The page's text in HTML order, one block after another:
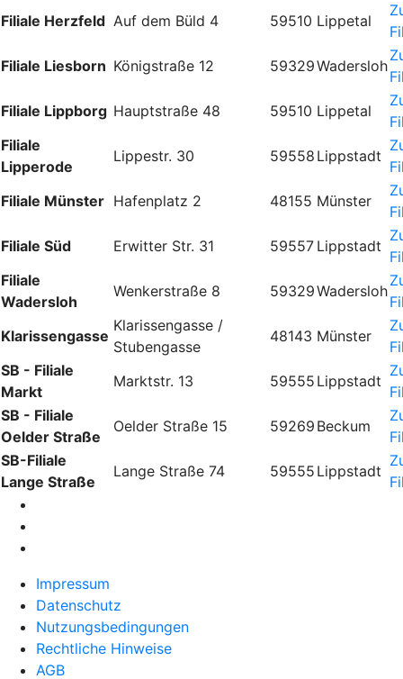
Filiale Herzfeld Auf dem Büld 4 59510 Lippetal
Filiale Liesborn Königstraße 12 59329Wadersloh
Filiale Lippborg Hauptstraße 48 59510 Lippetal
Filiale
Lipperode
Lippestr. 30 59558 Lippstadt
Filiale Münster Hafenplatz 2 48155 Münster
Filiale Süd
Erwitter Str. 31 59557 Lippstadt
Filiale
Wadersloh
Wenkerstraße 8 59329Wadersloh
Klarissengasse
Klarissengasse /
Stubengasse
48143 Münster
SB - Filiale
Markt
Marktstr. 13 59555 Lippstadt
SB - Filiale
Oelder Straße
Oelder Straße 15 59269 Beckum
SB-Filiale
Lange Straße
Lange Straße 74 59555 Lippstadt
Impressum
Datenschutz
Nutzungsbedingungen
Rechtliche Hinweise
AGB